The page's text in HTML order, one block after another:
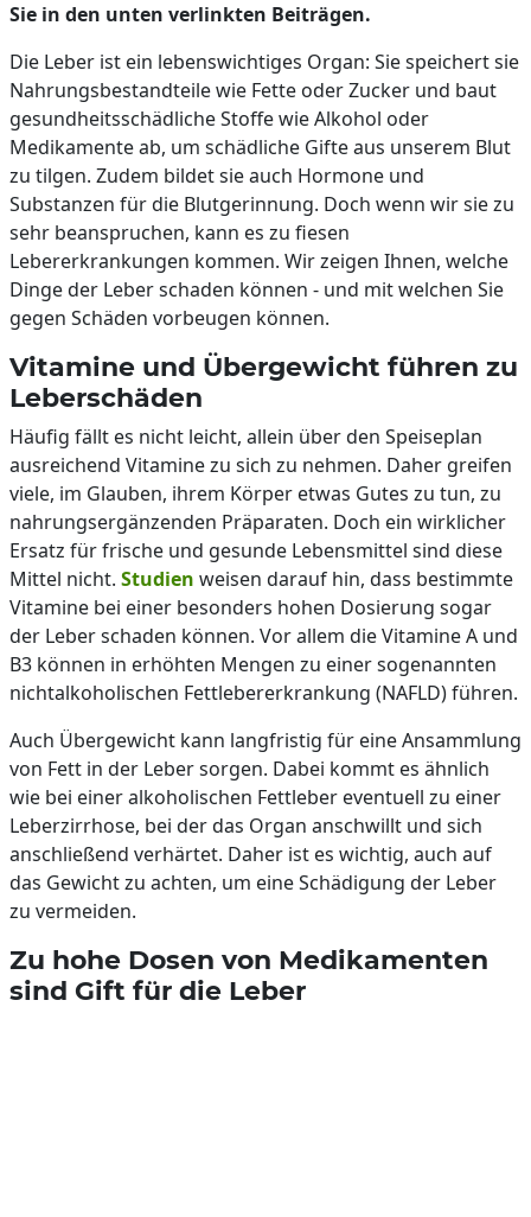
Sie in den unten verlinkten Beiträgen.
Die Leber ist ein lebenswichtiges Organ: Sie speichert sie
Nahrungsbestandteile wie Fette oder Zucker und baut
gesundheitsschädliche Stoffe wie Alkohol oder
Medikamente ab, um schädliche Gifte aus unserem Blut
zu tilgen. Zudem bildet sie auch Hormone und
Substanzen für die Blutgerinnung. Doch wenn wir sie zu
sehr beanspruchen, kann es zu fiesen
Lebererkrankungen kommen. Wir zeigen Ihnen, welche
Dinge der Leber schaden können - und mit welchen Sie
gegen Schäden vorbeugen können.
Vitamine und Übergewicht führen zu
Leberschäden
Häufig fällt es nicht leicht, allein über den Speiseplan
ausreichend Vitamine zu sich zu nehmen. Daher greifen
viele, im Glauben, ihrem Körper etwas Gutes zu tun, zu
nahrungsergänzenden Präparaten. Doch ein wirklicher
Ersatz für frische und gesunde Lebensmittel sind diese
Mittel nicht. Studien weisen darauf hin, dass bestimmte
Vitamine bei einer besonders hohen Dosierung sogar
der Leber schaden können. Vor allem die Vitamine A und
B3 können in erhöhten Mengen zu einer sogenannten
nichtalkoholischen Fettlebererkrankung (NAFLD) führen.
Auch Übergewicht kann langfristig für eine Ansammlung
von Fett in der Leber sorgen. Dabei kommt es ähnlich
wie bei einer alkoholischen Fettleber eventuell zu einer
Leberzirrhose, bei der das Organ anschwillt und sich
anschließend verhärtet. Daher ist es wichtig, auch auf
das Gewicht zu achten, um eine Schädigung der Leber
zu vermeiden.
Zu hohe Dosen von Medikamenten
sind Gift für die Leber